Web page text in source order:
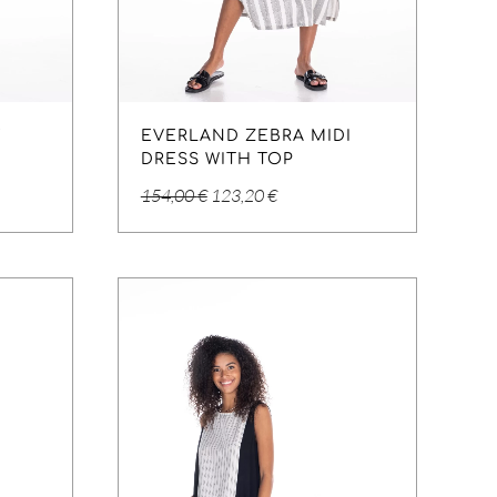
EVERLAND ZEBRA MIDI
DRESS WITH TOP
154,00€ Original
154,00 €.
123,20€Η
είναι: